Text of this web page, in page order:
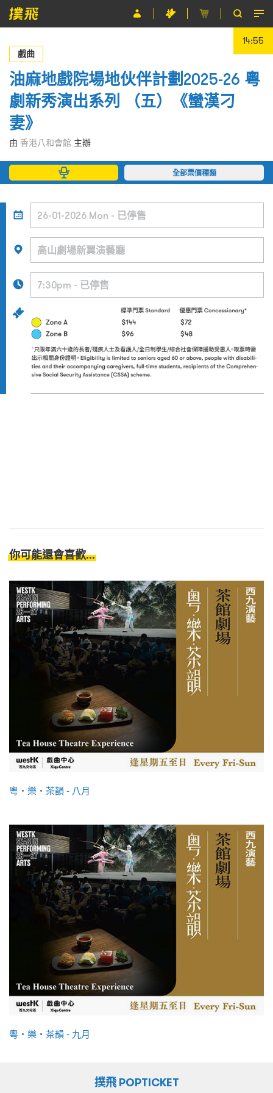
節目
主辦單位
關於撲飛
條款及細則
14:54
戲曲
油麻地戲院場地伙伴計劃2025-26 粵
劇新秀演出系列 （五）《蠻漢刁
妻》
由 香港八和會館 主辦
全部票價種類
你可能還會喜歡...
粵・樂・茶韻 - 八月
粵・樂・茶韻 - 九月
撲飛 POPTICKET